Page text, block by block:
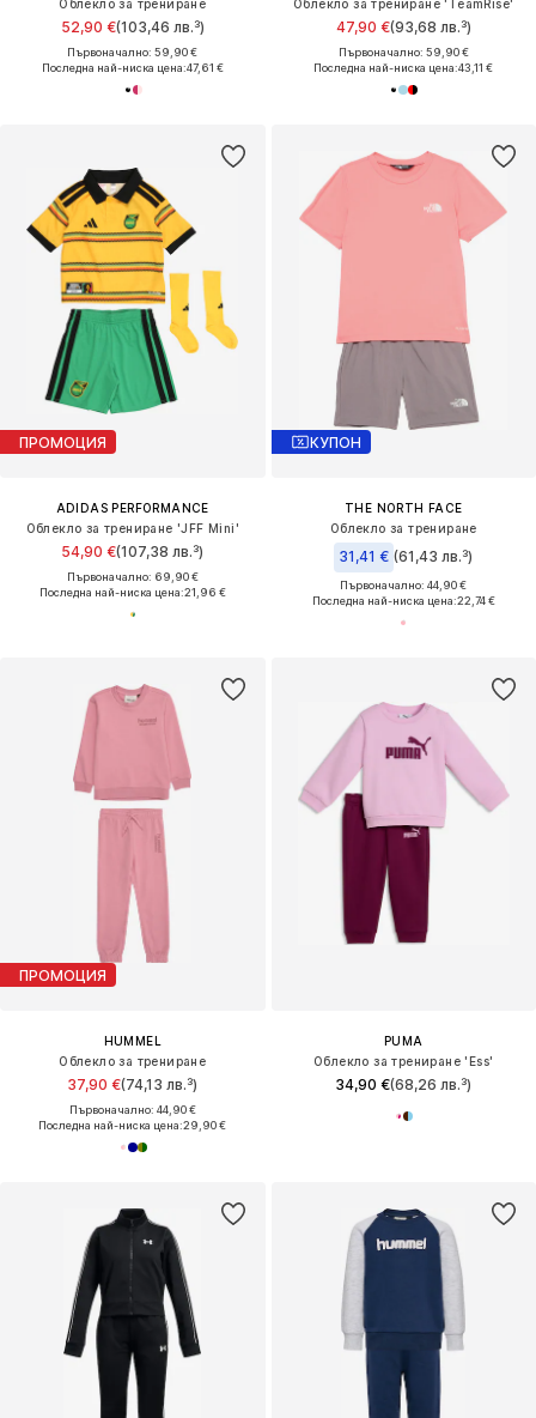
Облекло за трениране
52,90 €(103,46 лв.³)
Първоначално: 59,90 €
Последна най-ниска цена:47,61 €
Облекло за трениране 'TeamRise'
47,90 €(93,68 лв.³)
Първоначално: 59,90 €
Последна най-ниска цена:43,11 €
ПРОМОЦИЯ
ADIDAS PERFORMANCE
Облекло за трениране 'JFF Mini'
54,90 €(107,38 лв.³)
Първоначално: 69,90 €
Последна най-ниска цена:21,96 €
КУПОН
THE NORTH FACE
Облекло за трениране
31,41 € (61,43 лв.³)
Първоначално: 44,90 €
Последна най-ниска цена:22,74 €
ПРОМОЦИЯ
HUMMEL
Облекло за трениране
37,90 €(74,13 лв.³)
Първоначално: 44,90 €
Последна най-ниска цена:29,90 €
PUMA
Облекло за трениране 'Ess'
34,90 €(68,26 лв.³)